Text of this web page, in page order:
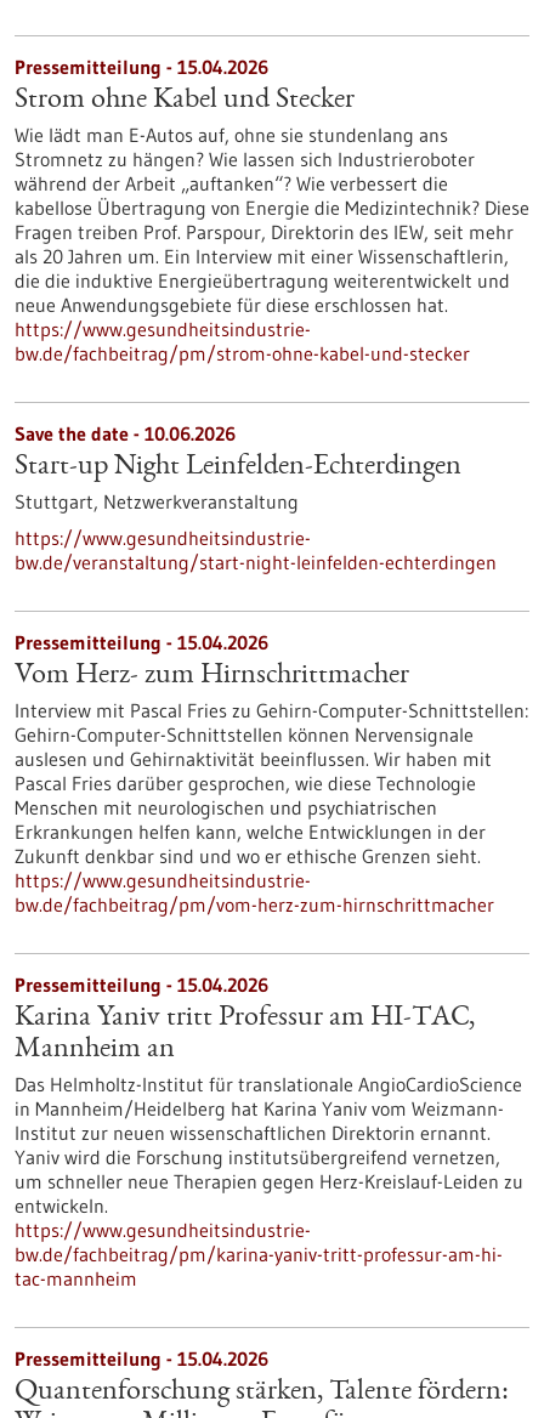
Pressemitteilung - 15.04.2026
Strom ohne Kabel und Stecker
Wie lädt man E-Autos auf, ohne sie stundenlang ans
Stromnetz zu hängen? Wie lassen sich Industrieroboter
während der Arbeit „auftanken“? Wie verbessert die
kabellose Übertragung von Energie die Medizintechnik? Diese
Fragen treiben Prof. Parspour, Direktorin des IEW, seit mehr
als 20 Jahren um. Ein Interview mit einer Wissenschaftlerin,
die die induktive Energieübertragung weiterentwickelt und
neue Anwendungsgebiete für diese erschlossen hat.
https://www.gesundheitsindustrie-
bw.de/fachbeitrag/pm/strom-ohne-kabel-und-stecker
Save the date - 10.06.2026
Start-up Night Leinfelden-Echterdingen
Stuttgart, Netzwerkveranstaltung
https://www.gesundheitsindustrie-
bw.de/veranstaltung/start-night-leinfelden-echterdingen
Pressemitteilung - 15.04.2026
Vom Herz- zum Hirnschrittmacher
Interview mit Pascal Fries zu Gehirn-Computer-Schnittstellen:
Gehirn-Computer-Schnittstellen können Nervensignale
auslesen und Gehirnaktivität beeinflussen. Wir haben mit
Pascal Fries darüber gesprochen, wie diese Technologie
Menschen mit neurologischen und psychiatrischen
Erkrankungen helfen kann, welche Entwicklungen in der
Zukunft denkbar sind und wo er ethische Grenzen sieht.
https://www.gesundheitsindustrie-
bw.de/fachbeitrag/pm/vom-herz-zum-hirnschrittmacher
Pressemitteilung - 15.04.2026
Karina Yaniv tritt Professur am HI-TAC,
Mannheim an
Das Helmholtz-Institut für translationale AngioCardioScience
in Mannheim/Heidelberg hat Karina Yaniv vom Weizmann-
Institut zur neuen wissenschaftlichen Direktorin ernannt.
Yaniv wird die Forschung institutsübergreifend vernetzen,
um schneller neue Therapien gegen Herz-Kreislauf-Leiden zu
entwickeln.
https://www.gesundheitsindustrie-
bw.de/fachbeitrag/pm/karina-yaniv-tritt-professur-am-hi-
tac-mannheim
Pressemitteilung - 15.04.2026
Quantenforschung stärken, Talente fördern: